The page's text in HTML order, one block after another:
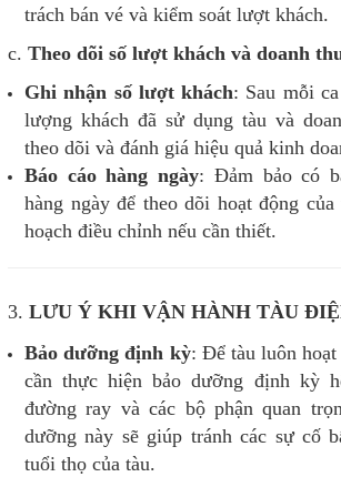
trách bán vé và kiểm soát lượt khách.
c. Theo dõi số lượt khách và doanh
Ghi nhận số lượt khách: Sau mỗi
lượng khách đã sử dụng tàu và
theo dõi và đánh giá hiệu quả kinh
Báo cáo hàng ngày: Đảm bảo có
hàng ngày để theo dõi hoạt động
hoạch điều chỉnh nếu cần thiết.
3. LƯU Ý KHI VẬN HÀNH TÀU
Bảo dưỡng định kỳ: Để tàu luôn
cần thực hiện bảo dưỡng định kỳ
đường ray và các bộ phận quan
dưỡng này sẽ giúp tránh các sự cố
tuổi thọ của tàu.